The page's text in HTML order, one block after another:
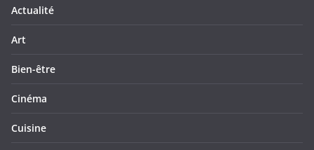
Actualité
Art
Bien-être
Cinéma
Cuisine